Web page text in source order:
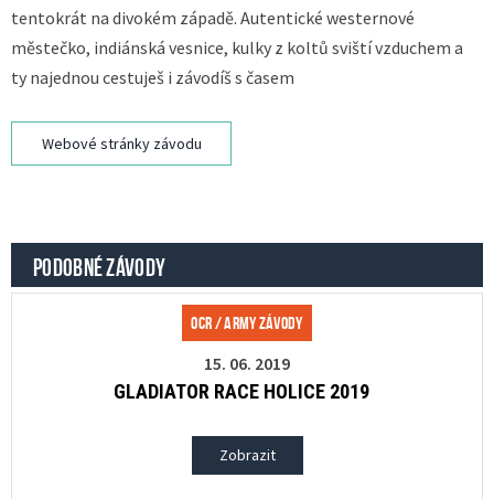
tentokrát na divokém západě. Autentické westernové
městečko, indiánská vesnice, kulky z koltů sviští vzduchem a
ty najednou cestuješ i závodíš s časem
Webové stránky závodu
PODOBNÉ ZÁVODY
OCR / Army závody
15. 06. 2019
GLADIATOR RACE HOLICE 2019
Zobrazit